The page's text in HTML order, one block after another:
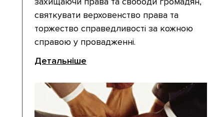
святкувати верховенство права та
торжество справедливості за кожною
справою у провадженні.
Детальніше